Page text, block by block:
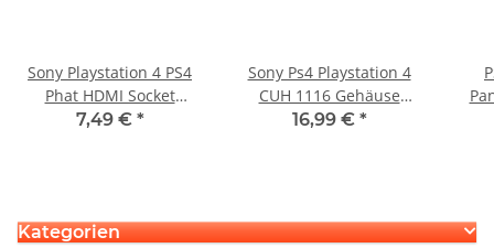
Sony Playstation 4 PS4
Phat HDMI Socket
Buchse Ersatz Port
7,49 € *
Sony Ps4 Playstation 4
CUH 1116 Gehäuse
schwarz gebraucht
16,99 € *
Kategorien